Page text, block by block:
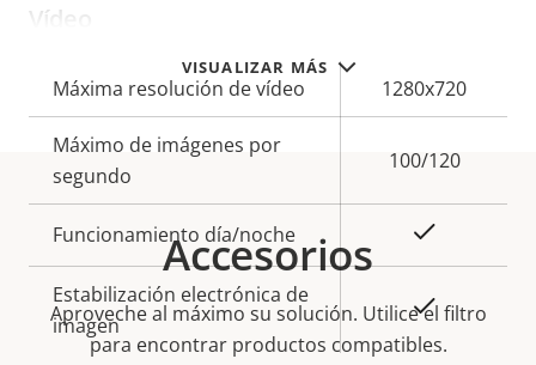
VISUALIZAR MÁS
Vídeo
Descripción
de
propiedad
Valor de
la
propiedad
Máxima resolución de vídeo 1280x720
Máximo de imágenes por
segundo
100/120
Funcionamiento día/noche
Estabilización electrónica de
imagen
Sí
Accesorios
Aproveche al máximo su solución. Utilice el filtro
para encontrar productos compatibles.